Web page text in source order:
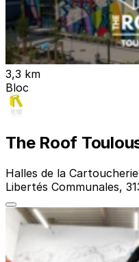
3,3 km
Bloc
The Roof
Halles de la
Libertés Communales,